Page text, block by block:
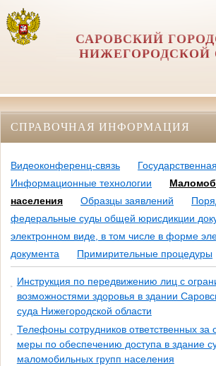
САРОВСКИЙ
НИЖЕГОРОДСКОЙ
СПРАВОЧНАЯ ИНФОРМАЦИЯ
Видеоконференц-связь
Информационные технологии
населения
Образцы заявлений
федеральные суды общей юрисдикции
электронном виде, в том числе в форме
документа
Примирительные процедуры
Инструкция по передвижению лиц с
возможностями здоровья в здании
суда Нижегородской области
Телефоны сотрудников ответственных за
меры по обеспечению доступа в здание
маломобильных групп населения